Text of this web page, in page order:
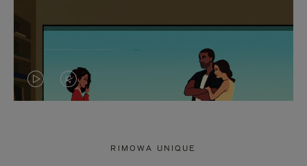
LA LE
RIMOWA UNIQUE